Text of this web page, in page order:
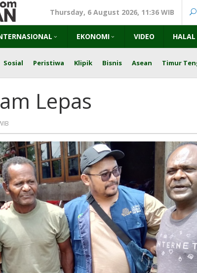
Thursday, 6 August 2026, 11:36 WIB
EKONOMI VIDEO HALAL
Sosial Peristiwa Klipik Bisnis Asean Timur
Lepas
Adi
Prawiranegara